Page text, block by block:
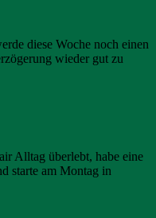
diese Woche noch einen
wieder gut zu
Alltag überlebt, habe eine
starte am Montag in